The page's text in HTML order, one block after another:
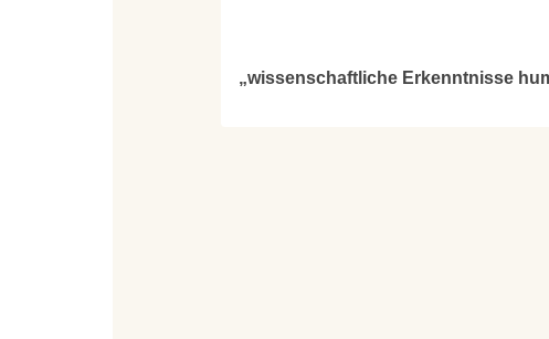
„wissenschaftliche Erkenntnisse